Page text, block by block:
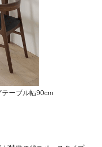
ーブル幅90cm